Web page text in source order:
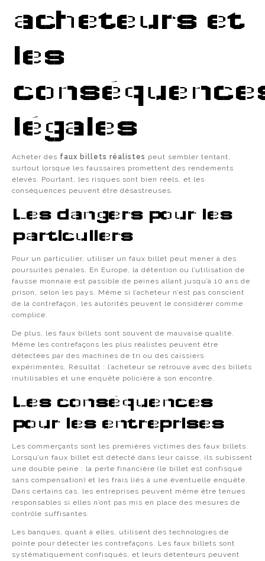
acheteurs et
les
légales
Acheter des faux billets réalistes peut sembler tentant,
surtout lorsque les faussaires promettent des rendements
élevés. Pourtant, les risques sont bien réels, et les
conséquences peuvent être désastreuses.
Les dangers pour les
particuliers
Pour un particulier, utiliser un faux billet peut mener à des
poursuites pénales. En Europe, la détention ou l’utilisation de
fausse monnaie est passible de peines allant jusqu’à 10 ans de
prison, selon les pays. Même si l’acheteur n’est pas conscient
de la contrefaçon, les autorités peuvent le considérer comme
complice.
De plus, les faux billets sont souvent de mauvaise qualité.
Même les contrefaçons les plus réalistes peuvent être
détectées par des machines de tri ou des caissiers
expérimentés. Résultat : l’acheteur se retrouve avec des billets
inutilisables et une enquête policière à son encontre.
Les conséquences
pour les entreprises
Les commerçants sont les premières victimes des faux billets.
Lorsqu’un faux billet est détecté dans leur caisse, ils subissent
une double peine : la perte financière (le billet est confisqué
sans compensation) et les frais liés à une éventuelle enquête.
Dans certains cas, les entreprises peuvent même être tenues
responsables si elles n’ont pas mis en place des mesures de
contrôle suffisantes.
Les banques, quant à elles, utilisent des technologies de
pointe pour détecter les contrefaçons. Les faux billets sont
systématiquement confisqués, et leurs détenteurs peuvent